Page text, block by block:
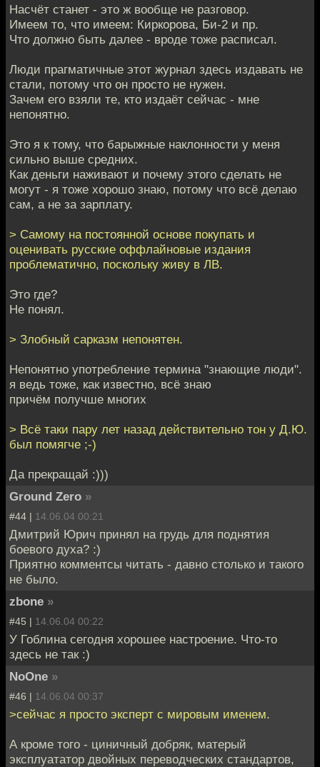
Насчёт станет - это ж вообще не разговор.
Имеем то, что имеем: Киркорова, Би-2 и пр.
Что должно быть далее - вроде тоже расписал.
Люди прагматичные этот журнал здесь издавать не
стали, потому что он просто не нужен.
Зачем его взяли те, кто издаёт сейчас - мне
непонятно.
Это я к тому, что барыжные наклонности у меня
сильно выше средних.
Как деньги наживают и почему этого сделать не
могут - я тоже хорошо знаю, потому что всё делаю
сам, а не за зарплату.
> Самому на постоянной основе покупать и
оценивать русские оффлайновые издания
проблематично, поскольку живу в ЛВ.
Это где?
Не понял.
> Злобный сарказм непонятен.
Непонятно употребление термина "знающие люди".
я ведь тоже, как известно, всё знаю
причём получше многих
> Всё таки пару лет назад действительно тон у Д.Ю.
был помягче ;-)
Да прекращай :)))
Ground Zero »
#44 | 14.06.04 00:21
Дмитрий Юрич принял на грудь для поднятия
боевого духа? :)
Приятно комментсы читать - давно столько и такого
не было.
zbone »
#45 | 14.06.04 00:22
У Гоблина сегодня хорошее настроение. Что-то
здесь не так :)
NoOne »
#46 | 14.06.04 00:37
>сейчас я просто эксперт с мировым именем.
А кроме того - циничный добряк, матерый
эксплуататор двойных переводческих стандартов,